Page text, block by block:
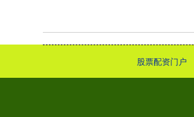
股票配资门户